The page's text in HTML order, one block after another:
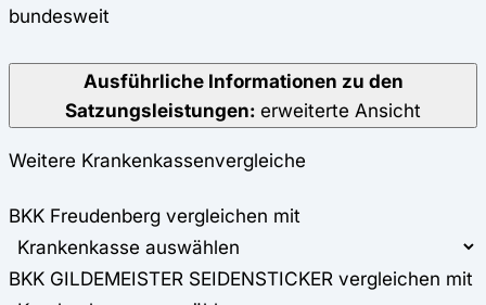
bundesweit
Ausführliche Informationen zu den
Satzungsleistungen: erweiterte Ansicht
Weitere Krankenkassenvergleiche
BKK Freudenberg vergleichen mit
BKK GILDEMEISTER SEIDENSTICKER vergleichen mit